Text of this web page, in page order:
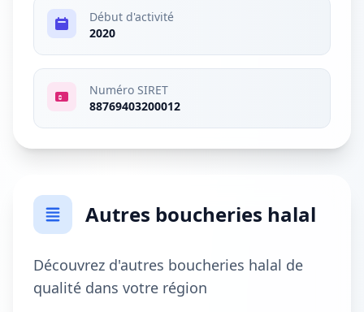
Début d'activité
2020
Numéro SIRET
88769403200012
Autres boucheries halal
Découvrez d'autres boucheries halal de
qualité dans votre région